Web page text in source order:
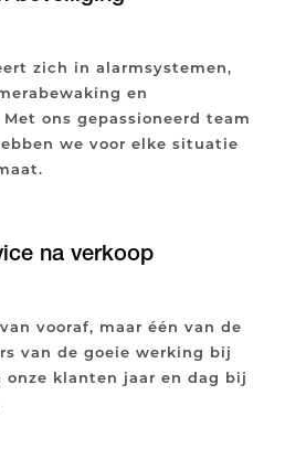
zich in alarmsystemen,
en
ons gepassioneerd team
we voor elke situatie
na verkoop
vooraf, maar één van de
van de goeie werking bij
onze klanten jaar en dag bij